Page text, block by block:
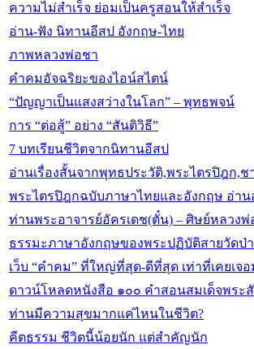
ความไม่สำเร็จ ย่อมเป็นครูสอนให้สำเร็จ
อ่าน-ฟัง นิทานอีสป อังกฤษ-ไทย
ภาพหลวงพ่อชา
คำคมอัจฉริยะของไอน์สไตน์
“ปัญญาเป็นแสงสว่างในโลก” – พุทธพจน์
การ “ต่อสู้” อย่าง “สันติวิธี”
7 บทเรียนชีวิตจากนิทานอีสป
อ่านเรื่องสั้นจากพุทธประวัติ,พระไตรปิฎก,ช
พระไตรปิฎกฉบับภาษาไทยและอังกฤษ อ่า
ท่านพระอาจารย์อัครเดช(ตั๋น) – ศิษย์หลวงพ่
ธรรมะภาษาอังกฤษของพระปฏิบัติสายวัดป่
เว็บ “คำคม” ที่ใหญ่ที่สุด-ดีที่สุด เท่าที่เคยเจอ
ดาวน์โหลดหนังสือ ๑๐๐ คำสอนสมเด็จพระ
ท่านมีความสุขมากแค่ไหนในชีวิต?
คีตธรรม ชีวิตนี้น้อยนัก แต่สำคัญนัก